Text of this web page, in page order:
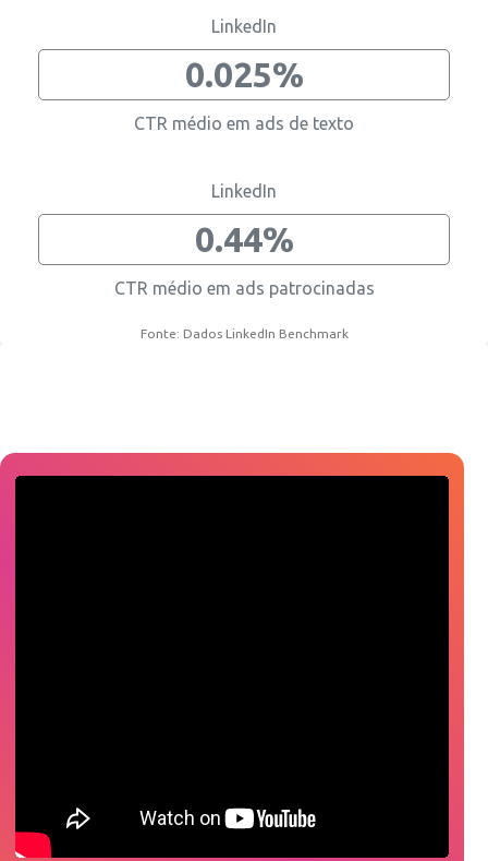
LinkedIn
0.025%
CTR médio em ads de texto
LinkedIn
0.44%
CTR médio em ads patrocinadas
Fonte: Dados LinkedIn Benchmark